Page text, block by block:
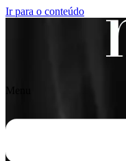
Ir para o conteúdo
Menu